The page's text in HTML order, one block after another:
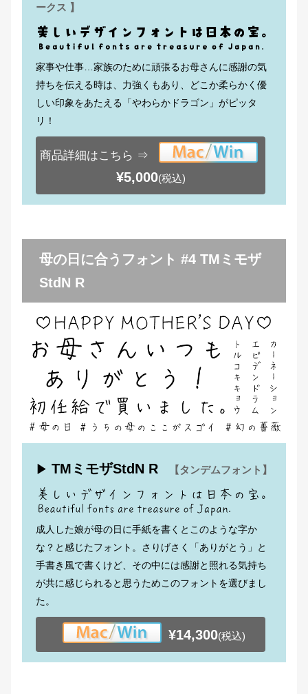
ークス 】
家事や仕事…家族のために頑張るお母さんに感謝の気
持ちを伝える時は、力強くもあり、どこか柔らかく優
しい印象をあたえる「やわらかドラゴン」がピッタ
リ！
商品詳細はこちら ⇒
¥5,000(税込)
母の日に合うフォント #4 TMミモザ
StdN R
▶ TMミモザStdN R 【タンデムフォント】
成人した娘が母の日に手紙を書くとこのような字か
な？と感じたフォント。さりげさく「ありがとう」と
手書き風で書くけど、その中には感謝と照れる気持ち
が共に感じられると思うためこのフォントを選びまし
た。
¥14,300(税込)